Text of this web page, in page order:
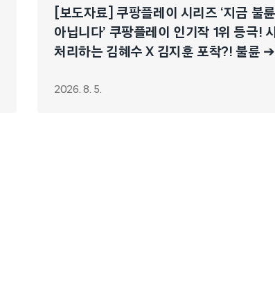
[보도자료] 쿠팡플레이 시리즈 ‘지금 불
아닙니다’ 쿠팡플레이 인기작 1위 등극! 시
처리하는 김혜수 X 김지훈 포착?! 불륜
2026. 8. 5.